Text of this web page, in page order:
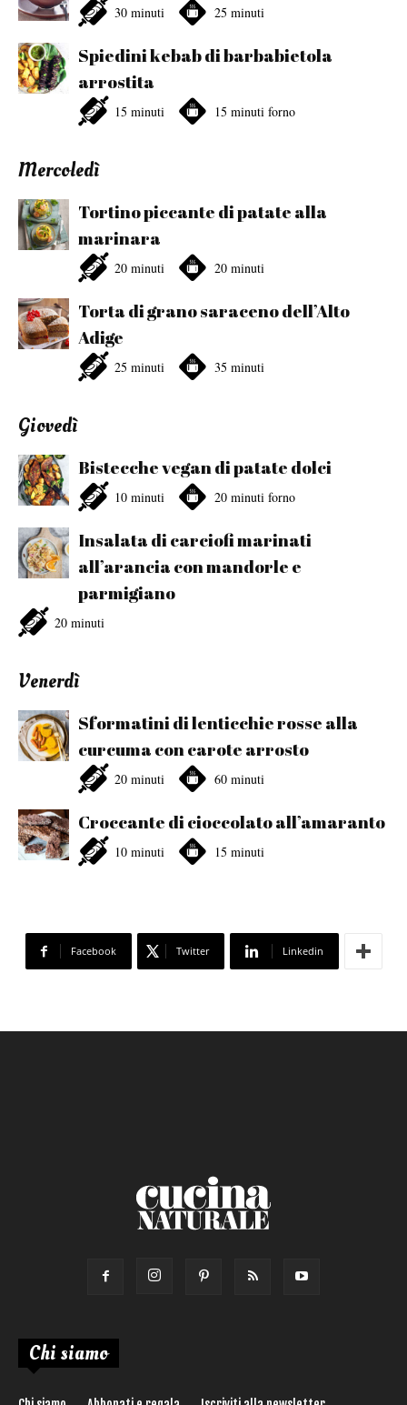
30 minuti 25 minuti
Spiedini kebab di barbabietola
arrostita
15 minuti 15 minuti forno
Mercoledì
Tortino piccante di patate alla
marinara
20 minuti 20 minuti
Torta di grano saraceno dell’Alto
Adige
25 minuti 35 minuti
Giovedì
Bistecche vegan di patate dolci
10 minuti 20 minuti forno
Insalata di carciofi marinati
all’arancia con mandorle e
parmigiano
20 minuti
Venerdì
Sformatini di lenticchie rosse alla
curcuma con carote arrosto
20 minuti 60 minuti
Croccante di cioccolato all’amaranto
10 minuti 15 minuti
Facebook Twitter Linkedin
Chi siamo